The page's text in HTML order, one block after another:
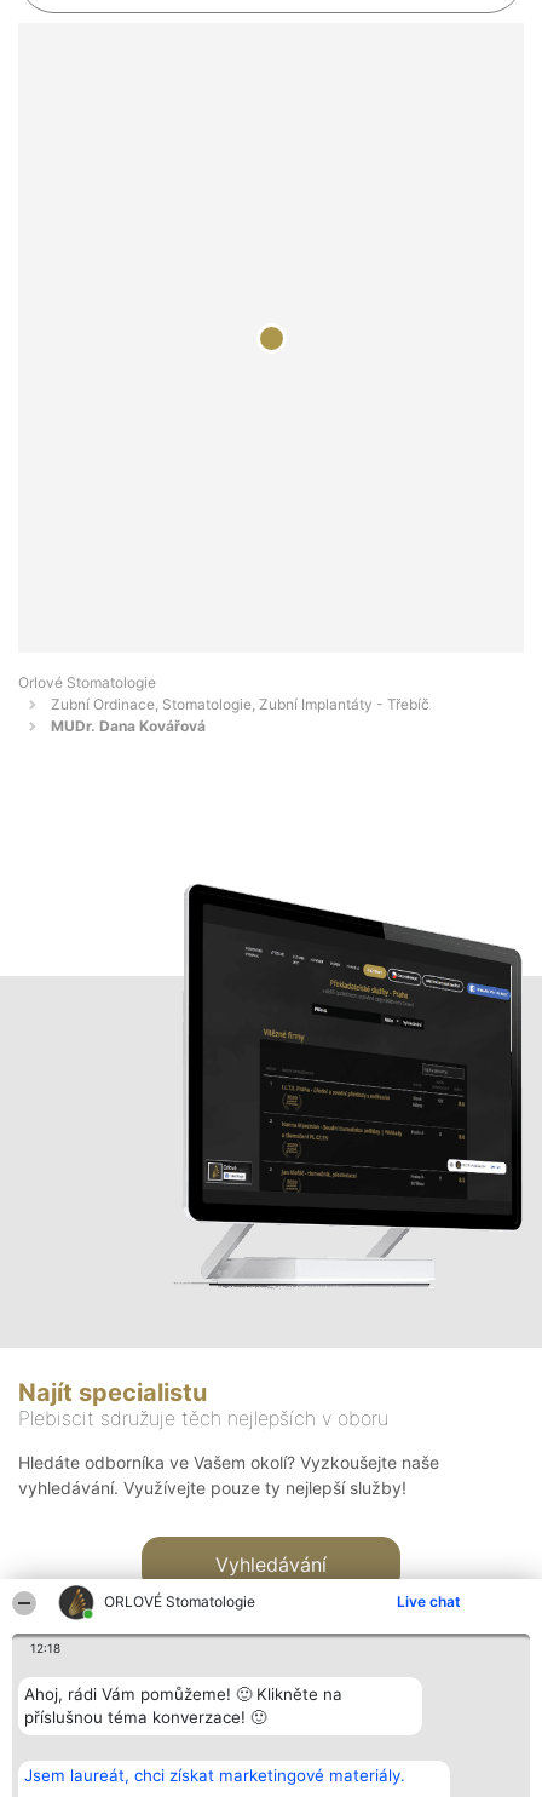
ORLOVÉ Stomatologie Live chat
12:18
Ahoj, rádi Vám pomůžeme! 🙂 Klikněte na
příslušnou téma konverzace! 🙂
Jsem laureát, chci získat marketingové materiály.
Orlové Stomatologie
Zubní Ordinace, Stomatologie, Zubní Implantáty - Třebíč
MUDr. Dana Kovářová
Najít specialistu
Plebiscit sdružuje těch nejlepších v oboru
Hledáte odborníka ve Vašem okolí? Vyzkoušejte naše
vyhledávání. Využívejte pouze ty nejlepší služby!
Vyhledávání
Bright Side Solutions sp. z o.
o. sp. k.
Vítězové
Seznam všech
Kontakt